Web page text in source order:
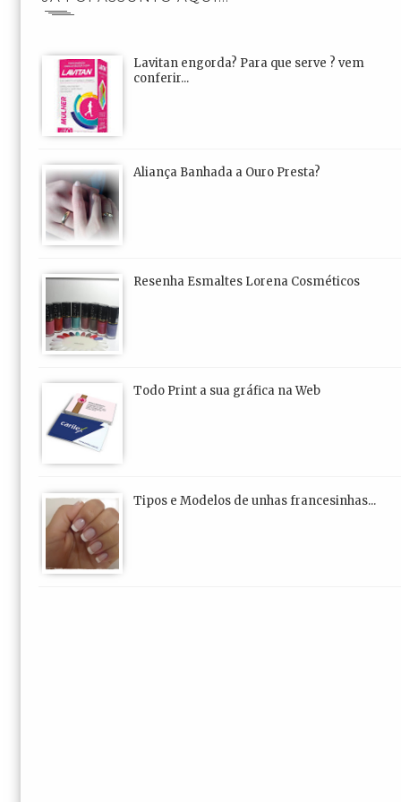
Lavitan engorda? Para que serve ? vem
conferir...
Aliança Banhada a Ouro Presta?
Resenha Esmaltes Lorena Cosméticos
Todo Print a sua gráfica na Web
Tipos e Modelos de unhas francesinhas...